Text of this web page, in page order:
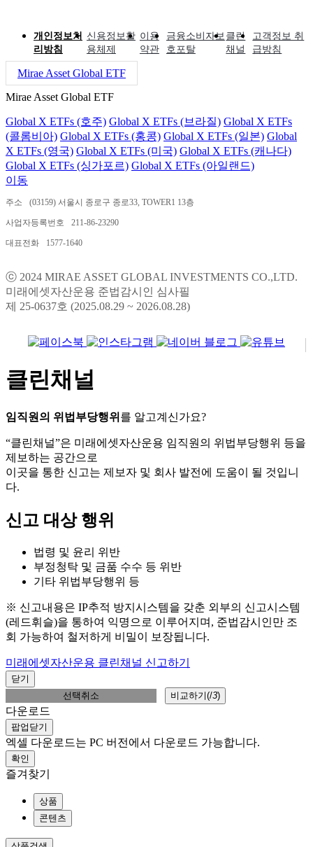
개인정보처
리방침
신용정보활
용체제
이용
약관
금융소비자보
호포탈
클린
채널
고객정보 취
급방침
Mirae Asset Global ETF
Mirae Asset Global ETF
Global X ETFs (호주) Global X ETFs (브라질) Global X ETFs
(콜롬비아) Global X ETFs (홍콩) Global X ETFs (일본) Global
X ETFs (영국) Global X ETFs (미국) Global X ETFs (캐나다)
Global X ETFs (싱가포르) Global X ETFs (아일랜드)
이동
주소 (03159) 서울시 종로구 종로33, TOWER1 13층
사업자등록번호 211-86-23290
대표전화 1577-1640
ⓒ 2024 MIRAE ASSET GLOBAL INVESTMENTS CO.,LTD.
미래에셋자산운용 준법감시인 심사필
제 25-0637호 (2025.08.29 ~ 2026.08.28)
클린채널
임직원의 위법부당행위 를 알고계신가요?
“클린채널”은 미래에셋자산운용 임직원의 위법부당행위 등을
제보하는 공간으로
이곳을 통한 신고는 제보자 및 회사 발전에 도움이 될 것입니
다.
신고 대상 행위
법령 및 윤리 위반
부정청탁 및 금품 수수 등 위반
기타 위법부당행위 등
※ 신고내용은 IP추적 방지시스템을 갖춘 외부의 신고시스템
(레드휘슬)을 통하여 익명으로 이루어지며, 준법감시인만 조
회 가능하여 철저하게 비밀이 보장됩니다.
미래에셋자산운용 클린채널 신고하기
닫기
선택취소
비교하기(/3)
다운로드
팝업닫기
엑셀 다운로드는 PC 버전에서 다운로드 가능합니다.
확인
즐겨찾기
상품
콘텐츠